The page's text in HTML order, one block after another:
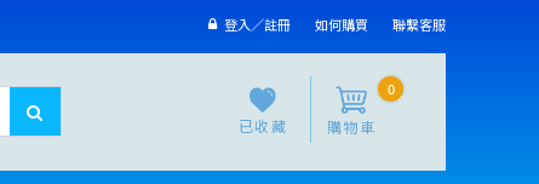
登入／註冊 如何購買 聯繫客服
已收藏
0
購物車